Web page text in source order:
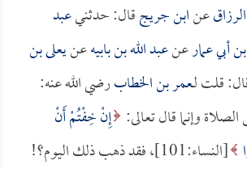
عنابن جريجقال: حدثنيعبد
أبي عمارعنعبد الله بن بابيهعنيعلى بن
قلت لـعمر بن الخطابرضي الله عنه:
وإنما قال تعالى: إِنْ خِفْتُمْ أَنْ
[النساء:101]، فقد ذهب ذلك اليوم؟!